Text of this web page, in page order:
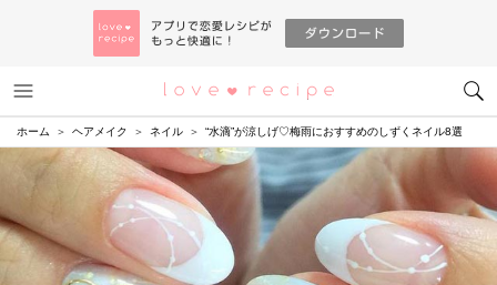
恋愛レシピ
ホーム ヘアメイク ネイル “水滴”が涼しげ♡梅雨におすすめのしずくネイル8選